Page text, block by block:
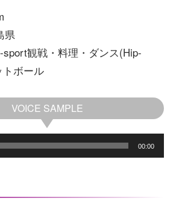
県
観戦・料理・ダンス(Hip-
ボール
VOICE SAMPLE
音
ー
00:00